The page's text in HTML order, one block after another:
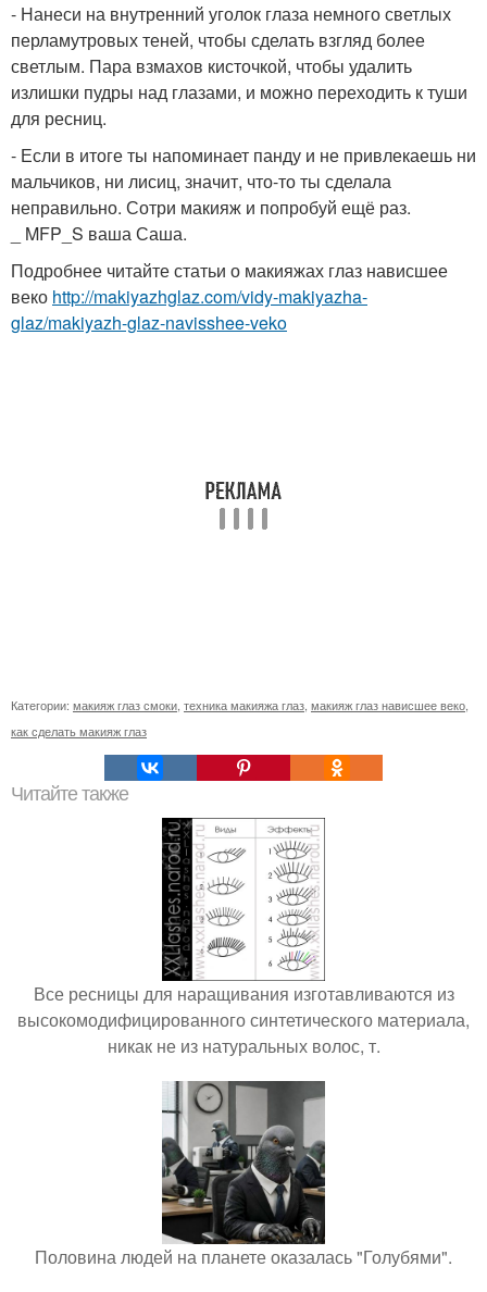
- Нанеси на внутренний уголок глаза немного светлых
перламутровых теней, чтобы сделать взгляд более
светлым. Пара взмахов кисточкой, чтобы удалить
излишки пудры над глазами, и можно переходить к туши
для ресниц.
- Если в итоге ты напоминает панду и не привлекаешь ни
мальчиков, ни лисиц, значит, что-то ты сделала
неправильно. Сотри макияж и попробуй ещё раз.
_ MFP_S ваша Саша.
Подробнее читайте статьи о макияжах глаз нависшее
веко http://makiyazhglaz.com/vidy-makiyazha-
glaz/makiyazh-glaz-navisshee-veko
Категории: макияж глаз смоки техника макияжа глаз макияж глаз нависшее веко
как сделать макияж глаз
Читайте также
Все ресницы для наращивания изготавливаются из
высокомодифицированного синтетического материала,
никак не из натуральных волос, т.
Половина людей на планете оказалась "Голубями".